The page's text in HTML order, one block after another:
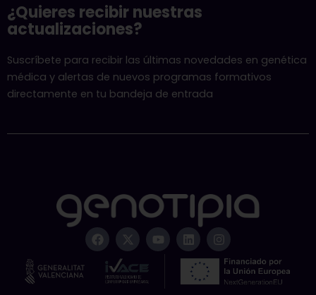
¿Quieres recibir nuestras
actualizaciones?
Suscríbete para recibir las últimas novedades en genética
médica y alertas de nuevos programas formativos
directamente en tu bandeja de entrada
F
a
c
X
-
t
w
i
Y
o
u
L
i
n
k
e
I
n
s
a